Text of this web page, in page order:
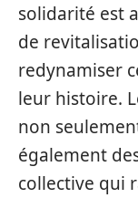
solidarité est
de
redynamiser
leur histoire.
non
également
collective qui